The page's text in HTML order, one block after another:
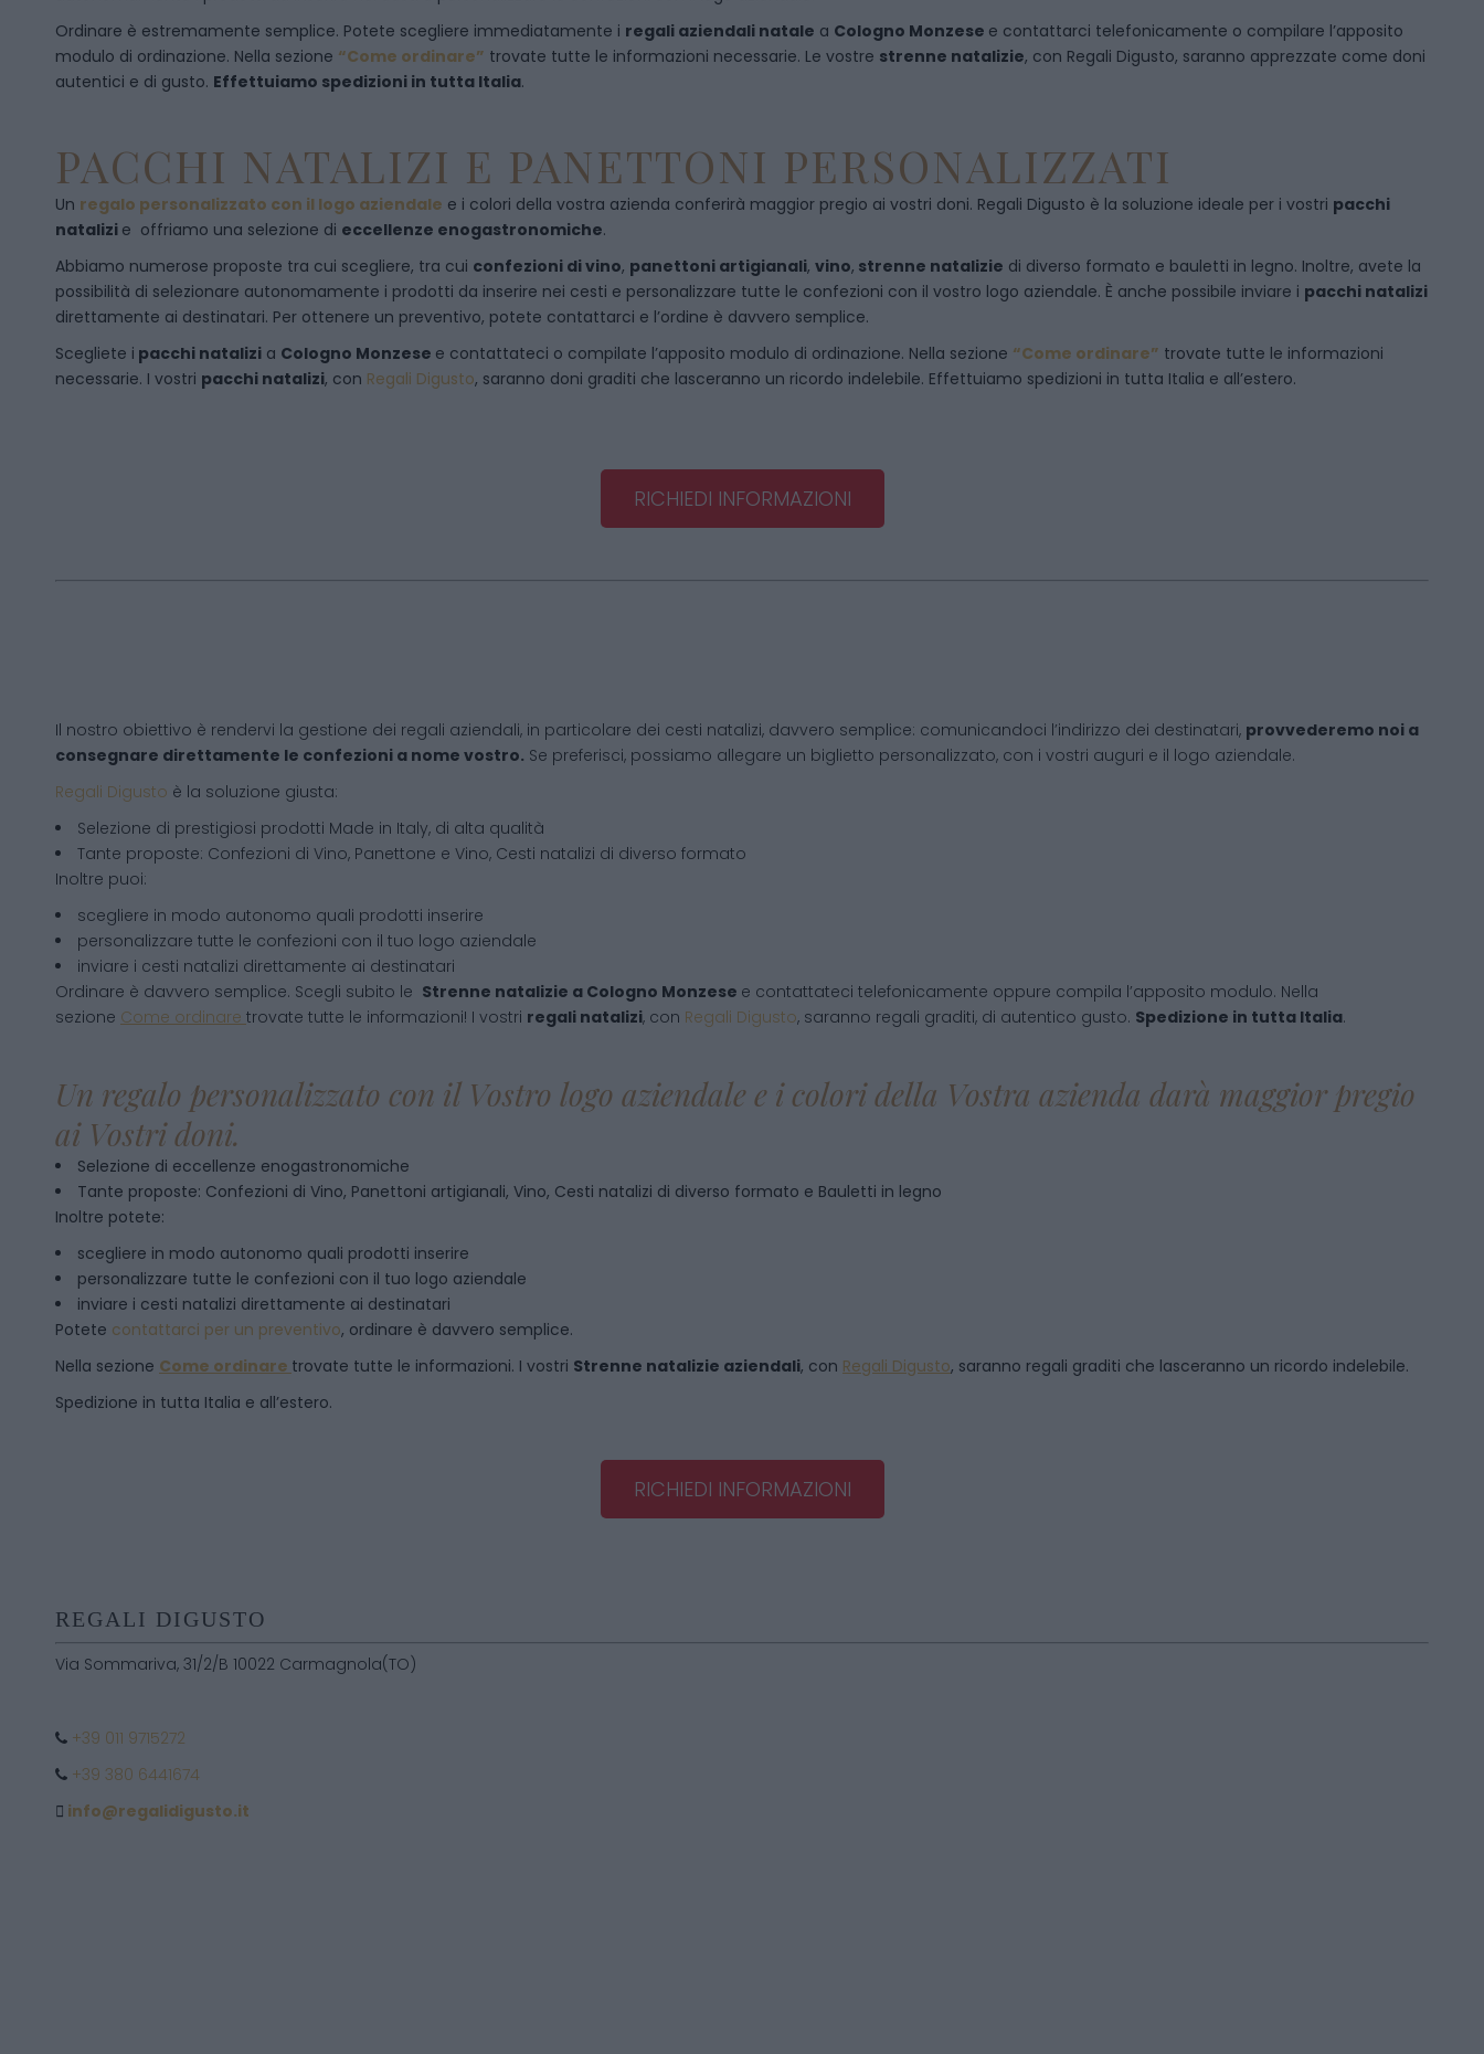
Ordinare è estremamente semplice. Potete scegliere immediatamente i regali aziendali natale a Cologno Monzese e contattarci telefonicamente o compilare l’apposito
modulo di ordinazione. Nella sezione “Come ordinare” trovate tutte le informazioni necessarie. Le vostre strenne natalizie, con Regali Digusto, saranno apprezzate come doni
autentici e di gusto. Effettuiamo spedizioni in tutta Italia.
PACCHI NATALIZI E PANETTONI PERSONALIZZATI
Un regalo personalizzato con il logo aziendale e i colori della vostra azienda conferirà maggior pregio ai vostri doni. Regali Digusto è la soluzione ideale per i vostri pacchi
natalizi e offriamo una selezione di eccellenze enogastronomiche.
Abbiamo numerose proposte tra cui scegliere, tra cui confezioni di vino, panettoni artigianali, vino, strenne natalizie di diverso formato e bauletti in legno. Inoltre, avete la
possibilità di selezionare autonomamente i prodotti da inserire nei cesti e personalizzare tutte le confezioni con il vostro logo aziendale. È anche possibile inviare i pacchi natalizi
direttamente ai destinatari. Per ottenere un preventivo, potete contattarci e l’ordine è davvero semplice.
Scegliete i pacchi natalizi a Cologno Monzese e contattateci o compilate l’apposito modulo di ordinazione. Nella sezione “Come ordinare” trovate tutte le informazioni
necessarie. I vostri pacchi natalizi, con Regali Digusto, saranno doni graditi che lasceranno un ricordo indelebile. Effettuiamo spedizioni in tutta Italia e all’estero.
RICHIEDI INFORMAZIONI
Il nostro obiettivo è rendervi la gestione dei regali aziendali, in particolare dei cesti natalizi, davvero semplice: comunicandoci l’indirizzo dei destinatari, provvederemo noi a
consegnare direttamente le confezioni a nome vostro. Se preferisci, possiamo allegare un biglietto personalizzato, con i vostri auguri e il logo aziendale.
Regali Digusto è la soluzione giusta:
Selezione di prestigiosi prodotti Made in Italy, di alta qualità
Tante proposte: Confezioni di Vino, Panettone e Vino, Cesti natalizi di diverso formato
Inoltre puoi:
scegliere in modo autonomo quali prodotti inserire
personalizzare tutte le confezioni con il tuo logo aziendale
inviare i cesti natalizi direttamente ai destinatari
Ordinare è davvero semplice. Scegli subito le Strenne natalizie a Cologno Monzese e contattateci telefonicamente oppure compila l’apposito modulo. Nella
sezione Come ordinare trovate tutte le informazioni! I vostri regali natalizi, con Regali Digusto, saranno regali graditi, di autentico gusto. Spedizione in tutta Italia.
Un regalo personalizzato con il Vostro logo aziendale e i colori della Vostra azienda darà maggior pregio
ai Vostri doni.
Selezione di eccellenze enogastronomiche
Tante proposte: Confezioni di Vino, Panettoni artigianali, Vino, Cesti natalizi di diverso formato e Bauletti in legno
Inoltre potete:
scegliere in modo autonomo quali prodotti inserire
personalizzare tutte le confezioni con il tuo logo aziendale
inviare i cesti natalizi direttamente ai destinatari
Potete contattarci per un preventivo, ordinare è davvero semplice.
Nella sezione Come ordinare trovate tutte le informazioni. I vostri Strenne natalizie aziendali, con Regali Digusto, saranno regali graditi che lasceranno un ricordo indelebile.
Spedizione in tutta Italia e all’estero.
RICHIEDI INFORMAZIONI
REGALI DIGUSTO
Via Sommariva, 31/2/B 10022 Carmagnola(TO)
+39 011 9715272
+39 380 6441674
info@regalidigusto.it